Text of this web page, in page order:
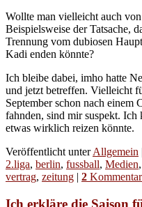
Wollte man vielleicht auch
Beispielsweise der Tatsache,
Trennung vom dubiosen
Kadi enden könnte?
Ich bleibe dabei, imho hatte
und jetzt betreffen. Vielleicht
September schon nach einem
fahnden, sind mir suspekt.
etwas wirklich reizen könnte.
Veröffentlicht unter Allgemein
2.liga, berlin, fussball, Medien,
vertrag, zeitung | 2
Ich erkläre die Saison